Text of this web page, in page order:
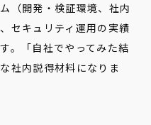
（開発・検証環境、社内
セキュリティ運用の実績
。「自社でやってみた結
社内説得材料になりま